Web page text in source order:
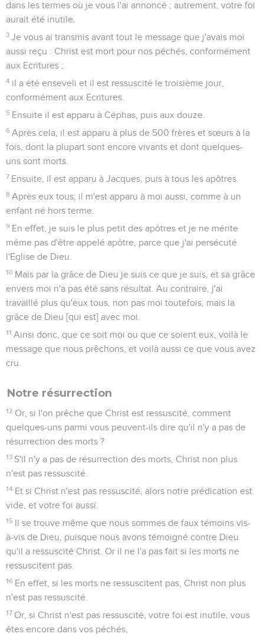
dans les termes où je vous l'ai annoncé ; autrement, votre foi
aurait été inutile.
3 Je vous ai transmis avant tout le message que j'avais moi
aussi reçu : Christ est mort pour nos péchés, conformément
aux Ecritures ;
4 il a été enseveli et il est ressuscité le troisième jour,
conformément aux Ecritures.
5 Ensuite il est apparu à Céphas, puis aux douze.
6 Après cela, il est apparu à plus de 500 frères et sœurs à la
fois, dont la plupart sont encore vivants et dont quelques-
uns sont morts.
7 Ensuite, il est apparu à Jacques, puis à tous les apôtres.
8 Après eux tous, il m'est apparu à moi aussi, comme à un
enfant né hors terme.
9 En effet, je suis le plus petit des apôtres et je ne mérite
même pas d'être appelé apôtre, parce que j'ai persécuté
l'Eglise de Dieu.
10 Mais par la grâce de Dieu je suis ce que je suis, et sa grâce
envers moi n'a pas été sans résultat. Au contraire, j'ai
travaillé plus qu'eux tous, non pas moi toutefois, mais la
grâce de Dieu [qui est] avec moi.
11 Ainsi donc, que ce soit moi ou que ce soient eux, voilà le
message que nous prêchons, et voilà aussi ce que vous avez
cru.
Notre résurrection
12 Or, si l'on prêche que Christ est ressuscité, comment
quelques-uns parmi vous peuvent-ils dire qu'il n'y a pas de
résurrection des morts ?
13 S'il n'y a pas de résurrection des morts, Christ non plus
n'est pas ressuscité.
14 Et si Christ n'est pas ressuscité, alors notre prédication est
vide, et votre foi aussi.
15 Il se trouve même que nous sommes de faux témoins vis-
à-vis de Dieu, puisque nous avons témoigné contre Dieu
qu'il a ressuscité Christ. Or il ne l'a pas fait si les morts ne
ressuscitent pas.
16 En effet, si les morts ne ressuscitent pas, Christ non plus
n'est pas ressuscité.
17 Or, si Christ n'est pas ressuscité, votre foi est inutile, vous
êtes encore dans vos péchés,